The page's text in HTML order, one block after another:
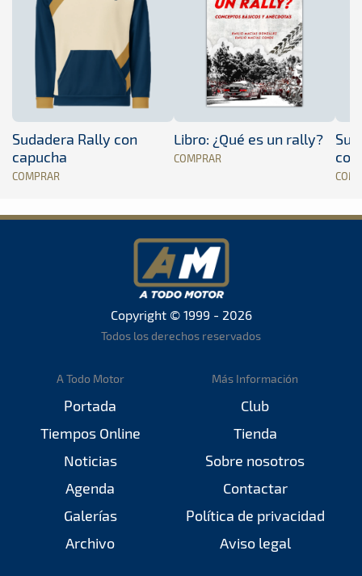
Sudadera Rally con
capucha
COMPRAR
Libro: ¿Qué es un rally?
COMPRAR
Copyright © 1999 - 2026
Todos los derechos reservados
A Todo Motor
Portada
Tiempos Online
Noticias
Agenda
Galerías
Archivo
Más Información
Club
Tienda
Sobre nosotros
Contactar
Política de privacidad
Aviso legal